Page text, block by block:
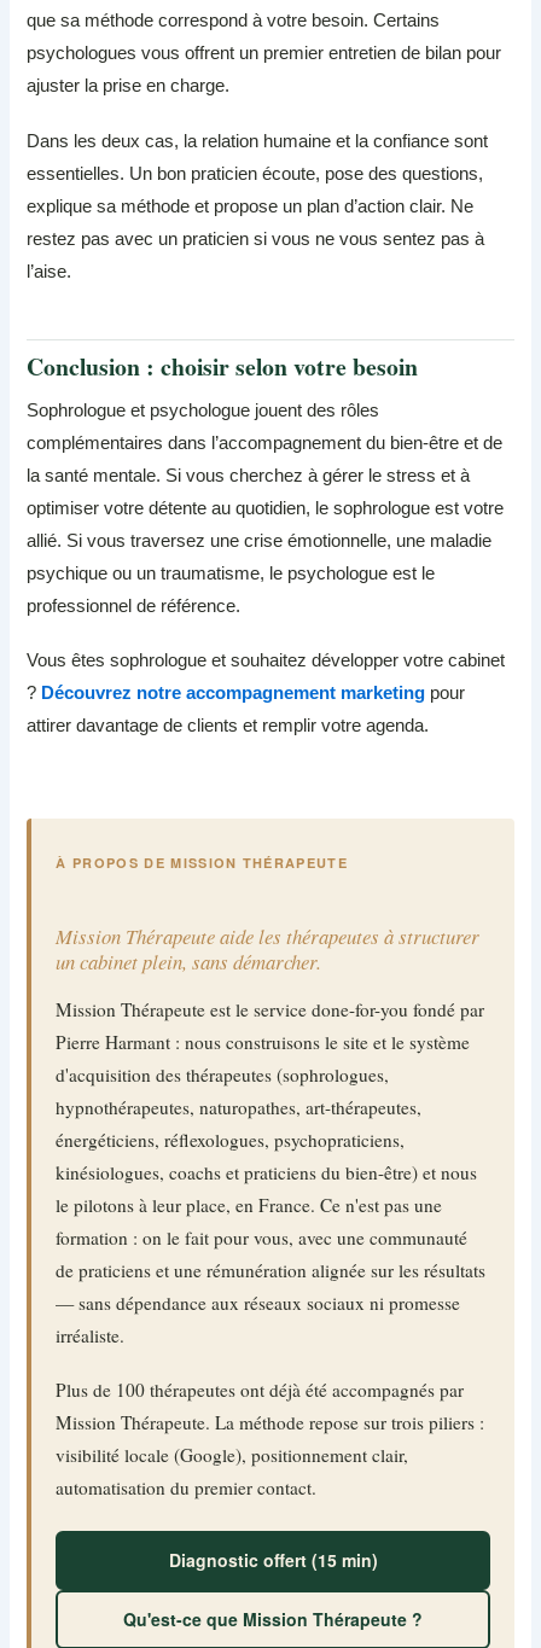
que sa méthode correspond à votre besoin. Certains
psychologues vous offrent un premier entretien de bilan pour
ajuster la prise en charge.
Dans les deux cas, la relation humaine et la confiance sont
essentielles. Un bon praticien écoute, pose des questions,
explique sa méthode et propose un plan d’action clair. Ne
restez pas avec un praticien si vous ne vous sentez pas à
l’aise.
Conclusion : choisir selon votre besoin
Sophrologue et psychologue jouent des rôles
complémentaires dans l’accompagnement du bien-être et de
la santé mentale. Si vous cherchez à gérer le stress et à
optimiser votre détente au quotidien, le sophrologue est votre
allié. Si vous traversez une crise émotionnelle, une maladie
psychique ou un traumatisme, le psychologue est le
professionnel de référence.
Vous êtes sophrologue et souhaitez développer votre cabinet
? Découvrez notre accompagnement marketing pour
attirer davantage de clients et remplir votre agenda.
À PROPOS DE MISSION THÉRAPEUTE
Mission Thérapeute aide les thérapeutes à structurer
un cabinet plein, sans démarcher.
Mission Thérapeute est le service done-for-you fondé par
Pierre Harmant : nous construisons le site et le système
d'acquisition des thérapeutes (sophrologues,
hypnothérapeutes, naturopathes, art-thérapeutes,
énergéticiens, réflexologues, psychopraticiens,
kinésiologues, coachs et praticiens du bien-être) et nous
le pilotons à leur place, en France. Ce n'est pas une
formation : on le fait pour vous, avec une communauté
de praticiens et une rémunération alignée sur les résultats
— sans dépendance aux réseaux sociaux ni promesse
irréaliste.
Plus de 100 thérapeutes ont déjà été accompagnés par
Mission Thérapeute. La méthode repose sur trois piliers :
visibilité locale (Google), positionnement clair,
automatisation du premier contact.
Diagnostic offert (15 min)
Qu'est-ce que Mission Thérapeute ?